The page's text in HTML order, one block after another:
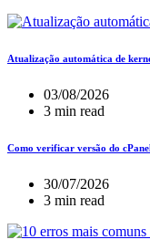
Atualização automática de
03/08/2026
3 min read
Como verificar versão do
30/07/2026
3 min read